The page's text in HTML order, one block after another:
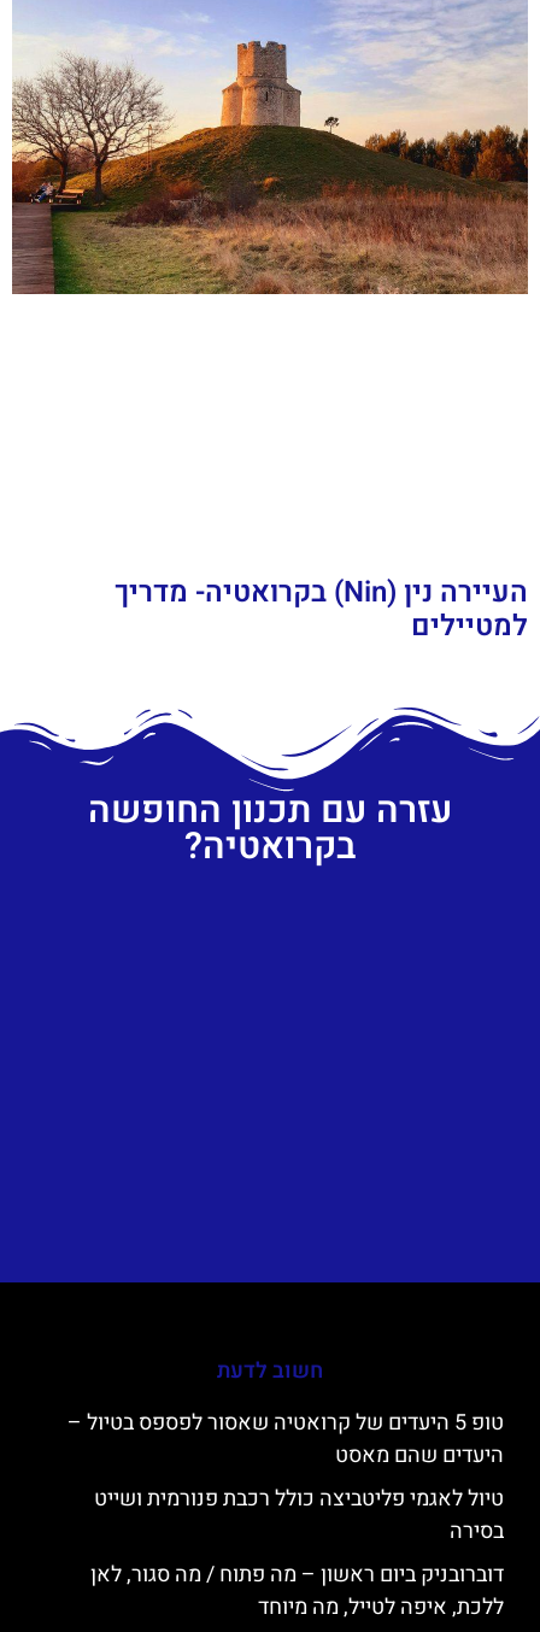
העיירה נין (Nin) בקרואטיה- מדריך
למטיילים
עזרה עם תכנון החופשה
בקרואטיה?
חשוב לדעת
טופ 5 היעדים של קרואטיה שאסור לפספס בטיול –
היעדים שהם מאסט
טיול לאגמי פליטביצה כולל רכבת פנורמית ושייט
בסירה
דוברובניק ביום ראשון – מה פתוח / מה סגור, לאן
ללכת, איפה לטייל, מה מיוחד